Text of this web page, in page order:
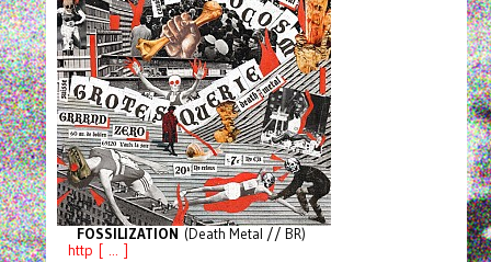
FOSSILIZATION (Death Metal // BR)
http [ ... ]